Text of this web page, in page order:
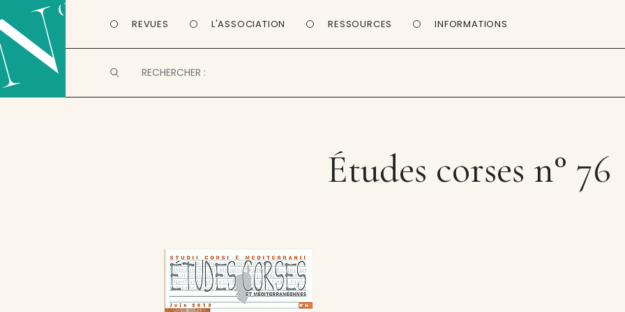
REVUES L'ASSOCIATION RESSOURCES INFORMATIONS
Études corses n° 76